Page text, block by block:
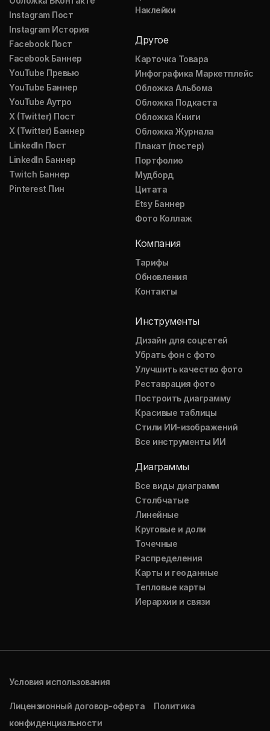
Instagram Пост
Instagram История
Facebook Пост
Facebook Баннер
YouTube Превью
YouTube Баннер
YouTube Аутро
X (Twitter) Пост
X (Twitter) Баннер
LinkedIn Пост
LinkedIn Баннер
Twitch Баннер
Pinterest Пин
Наклейки
Другое
Карточка Товара
Инфографика Маркетплейс
Обложка Альбома
Обложка Подкаста
Обложка Книги
Обложка Журнала
Плакат (постер)
Портфолио
Мудборд
Цитата
Etsy Баннер
Фото Коллаж
Компания
Тарифы
Обновления
Контакты
Инструменты
Дизайн для соцсетей
Убрать фон с фото
Улучшить качество фото
Реставрация фото
Построить диаграмму
Красивые таблицы
Стили ИИ-изображений
Все инструменты ИИ
Диаграммы
Все виды диаграмм
Столбчатые
Линейные
Круговые и доли
Точечные
Распределения
Карты и геоданные
Тепловые карты
Иерархии и связи
Условия использования
Лицензионный договор-оферта
Политика
конфиденциальности